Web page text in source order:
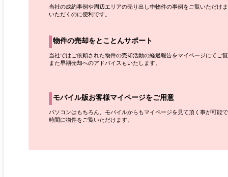
当社の成約事例や周辺エリアの売り出し中物件の事例をご覧いただけ
いただくのに便利です。
物件の売却をとことんサポート
当社ではご依頼された物件の売却活動の経過報告をマイページにてご
また早期売却へのアドバイスもいたします。
モバイル版お客様マイページをご用意
パソコンはもちろん、モバイルからもマイページを見て頂く事が可能
時間に物件をご覧いただけます。